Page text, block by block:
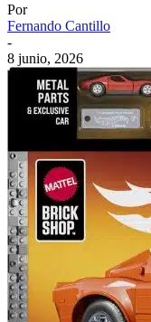
Por
Fernando Cantillo
-
8 junio, 2026